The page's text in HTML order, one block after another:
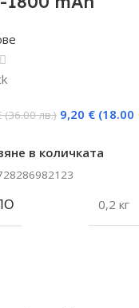
(36.00 лв.) 9,20 € (18.00
в количката
0,2 кг